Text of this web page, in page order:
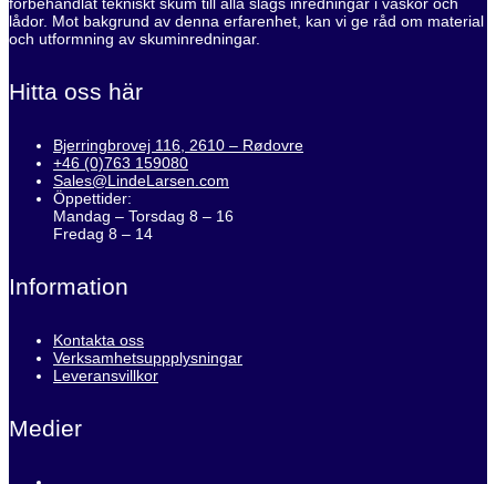
lådor. Mot bakgrund av denna erfarenhet, kan vi ge råd om material
och utformning av skuminredningar.
Hitta oss här
Bjerringbrovej 116, 2610 – Rødovre
+46 (0)763 159080
Sales@LindeLarsen.com
Öppettider:
Mandag – Torsdag 8 – 16
Fredag 8 – 14
Information
Kontakta oss
Verksamhetsuppplysningar
Leveransvillkor
Medier